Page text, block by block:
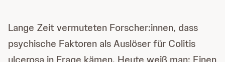
Lange Zeit vermuteten Forscher:innen, dass
psychische Faktoren als Auslöser für Colitis